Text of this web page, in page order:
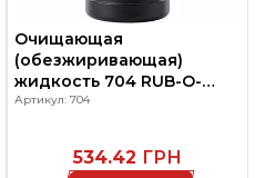
Очищающая
(обезжиривающая)
жидкость 704 RUB-O-
MATIC, объем 946 мл,
Артикул: 704
534.42 ГРН